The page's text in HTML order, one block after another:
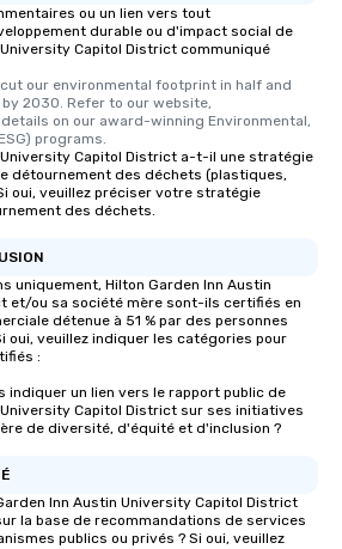
ou un lien vers tout
durable ou d'impact social de
Capitol District communiqué
our environmental footprint in half and
2030. Refer to our website,
on our award-winning Environmental,
programs.
University Capitol District a-t-il une stratégie
détournement des déchets (plastiques,
oui, veuillez préciser votre stratégie
des déchets.
uniquement, Hilton Garden Inn Austin
et/ou sa société mère sont-ils certifiés en
détenue à 51 % par des personnes
oui, veuillez indiquer les catégories pour
:
indiquer un lien vers le rapport public de
Capitol District sur ses initiatives
de diversité, d'équité et d'inclusion ?
Inn Austin University Capitol District
la base de recommandations de services
publics ou privés ? Si oui, veuillez